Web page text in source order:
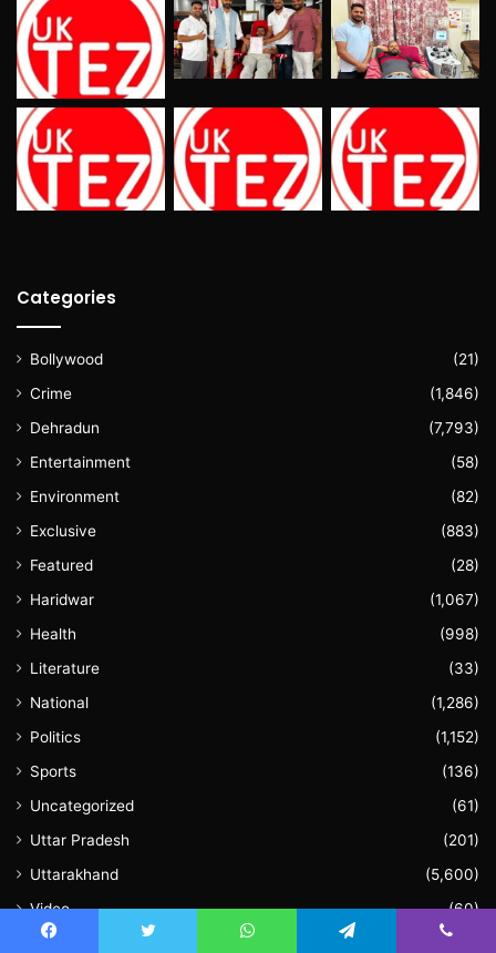
Categories
Bollywood
(21)
Crime
(1,846)
Dehradun
(7,793)
Entertainment
(58)
Environment
(82)
Exclusive
(883)
Featured
(28)
Haridwar
(1,067)
Health
(998)
Literature
(33)
National
(1,286)
Politics
(1,152)
Sports
(136)
Uncategorized
(61)
Uttar Pradesh
(201)
Uttarakhand
(5,600)
Video
(60)
World